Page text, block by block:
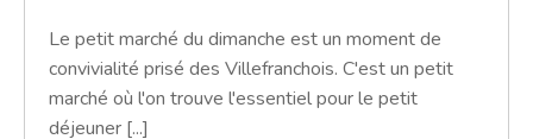
Le petit marché du dimanche est un moment de
convivialité prisé des Villefranchois. C'est un petit
marché où l'on trouve l'essentiel pour le petit
déjeuner [...]